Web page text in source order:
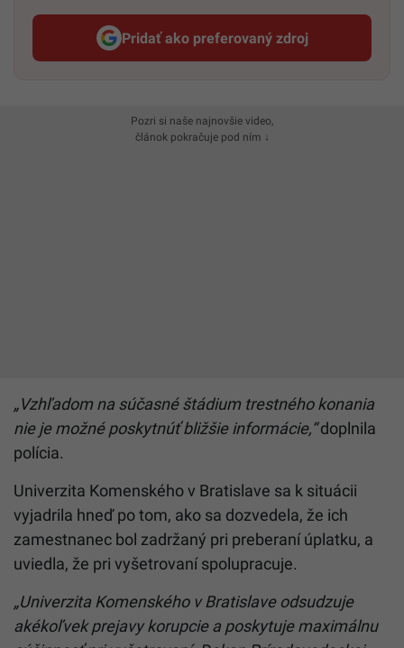
Pridať ako preferovaný zdroj
Startitup, odkaz sa otvorí v
Pozri si naše najnovšie video,
článok pokračuje pod ním ↓
„Vzhľadom na súčasné štádium trestného konania
nie je možné poskytnúť bližšie informácie,“doplnila
polícia.
Univerzita Komenského v Bratislave sa k situácii
vyjadrila hneď po tom, ako sa dozvedela, že ich
zamestnanec bol zadržaný pri preberaní úplatku, a
uviedla, že pri vyšetrovaní spolupracuje.
„Univerzita Komenského v Bratislave odsudzuje
akékoľvek prejavy korupcie a poskytuje maximálnu